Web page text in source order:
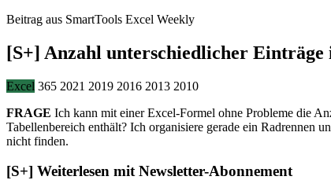
Beitrag aus SmartTools Excel Weekly
[S+] Anzahl unterschiedlicher
Excel 365 2021 2019 2016 2013 2010
FRAGE Ich kann mit einer Excel-Formel ohne Probleme die
Tabellenbereich enthält? Ich organisiere gerade ein Radrennen
nicht finden.
[S+] Weiterlesen mit Newsletter-Abonnement